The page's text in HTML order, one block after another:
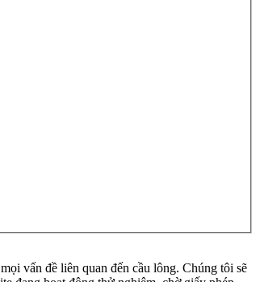
vấn đề liên quan đến cầu lông. Chúng tôi sẽ